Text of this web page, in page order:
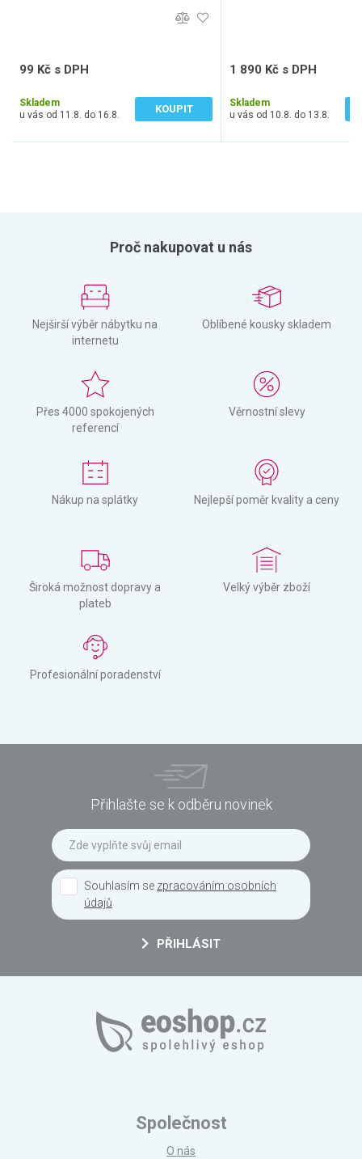
99 Kč s DPH
Skladem
u vás od 11.8. do 16.8.
KOUPIT
1 890 Kč s DPH
Skladem
u vás od 10.8. do 13.8.
Proč nakupovat u nás
Nejširší výběr nábytku na
internetu
Oblíbené kousky skladem
Přes 4000 spokojených
referencí
Věrnostní slevy
Nákup na splátky Nejlepší poměr kvality a ceny
Široká možnost dopravy a
plateb
Velký výběr zboží
Profesionální poradenství
Přihlašte se k odběru novinek
Souhlasím se zpracováním osobních
údajů
PŘIHLÁSIT
Společnost
O nás